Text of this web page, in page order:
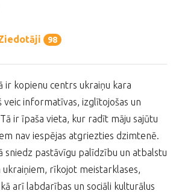
98
ir kopienu centrs ukraiņu kara
veic informatīvas, izglītojošas un
ir īpaša vieta, kur radīt māju sajūtu
nav iespējas atgriezties dzimtenē.
sniedz pastāvīgu palīdzību un atbalstu
ukraiņiem, rīkojot meistarklases,
arī labdarības un sociāli kulturālus